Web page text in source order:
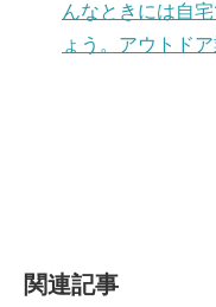
んなときには自
ょう。アウトド
関連記事